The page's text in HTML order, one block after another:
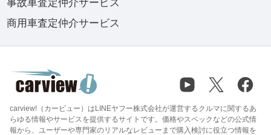
事故車査定仲介サービス
商用車査定仲介サービス
carview!（カービュー）はLINEヤフー株式会社が運営するクルマに関するあ
らゆる情報やサービスを提供するサイトです。価格やスペックなどの公式情
報から、ユーザーや専門家のリアルなレビューまで購入検討に役立つ情報を